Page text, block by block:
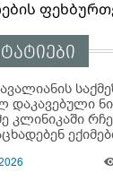
დაკავებული
კლინიკაში